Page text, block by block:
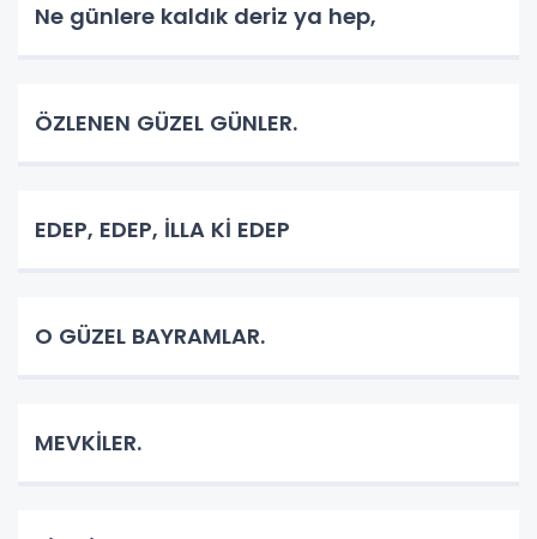
Ne günlere kaldık deriz ya hep,
ÖZLENEN GÜZEL GÜNLER.
EDEP, EDEP, İLLA Kİ EDEP
O GÜZEL BAYRAMLAR.
MEVKİLER.